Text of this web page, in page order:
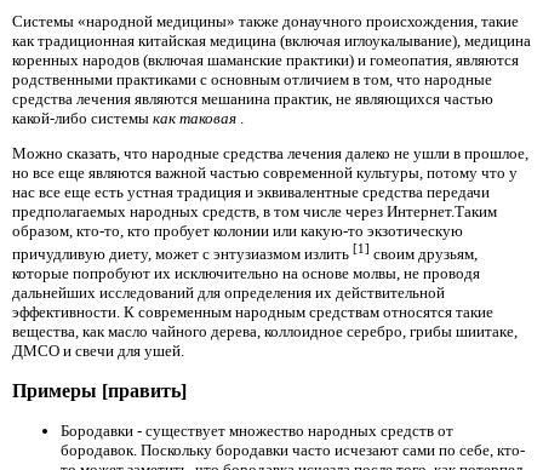
Системы «народной медицины» также донаучного происхождения, такие
как традиционная китайская медицина (включая иглоукалывание), медицина
коренных народов (включая шаманские практики) и гомеопатия, являются
родственными практиками с основным отличием в том, что народные
средства лечения являются мешанина практик, не являющихся частью
какой-либо системы как таковая
Можно сказать, что народные средства лечения далеко не ушли в прошлое,
но все еще являются важной частью современной культуры, потому что у
нас все еще есть устная традиция и эквивалентные средства передачи
предполагаемых народных средств, в том числе через Интернет.Таким
образом, кто-то, кто пробует колонии или какую-то экзотическую
причудливую диету, может с энтузиазмом излить [1] своим друзьям,
которые попробуют их исключительно на основе молвы, не проводя
дальнейших исследований для определения их действительной
эффективности. К современным народным средствам относятся такие
вещества, как масло чайного дерева, коллоидное серебро, грибы шиитаке,
ДМСО и свечи для ушей.
Примеры [править]
Бородавки - существует множество народных средств от
бородавок. Поскольку бородавки часто исчезают сами по себе, кто-